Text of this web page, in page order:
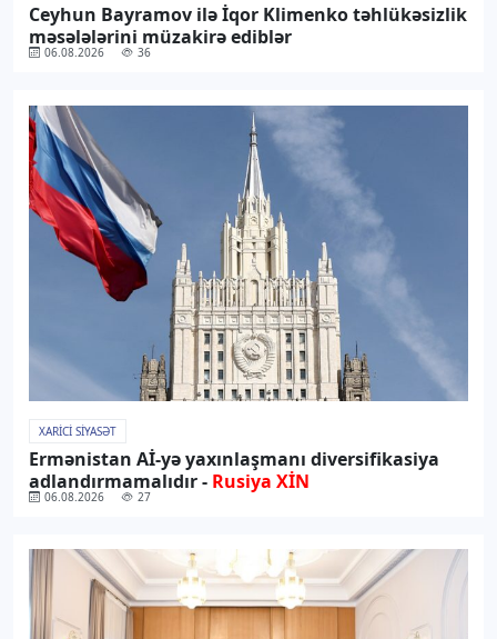
Ceyhun Bayramov ilə İqor Klimenko təhlükəsizlik
məsələlərini müzakirə ediblər
06.08.2026 36
XARICI SIYASƏT
Ermənistan Aİ-yə yaxınlaşmanı diversifikasiya
adlandırmamalıdır - Rusiya XİN
06.08.2026 27